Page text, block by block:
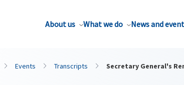
About us What we do News and
Events Transcripts Secretary General's